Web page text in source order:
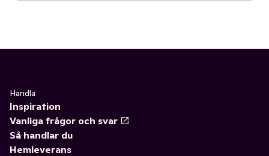
Handla
Inspiration
Vanliga frågor och svar
Så handlar du
Hemleverans